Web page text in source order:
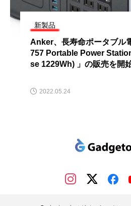
新製品
ベルキン、M2チップにも
のモニターに4Kの映像を
キングステーション「
2022.08.10